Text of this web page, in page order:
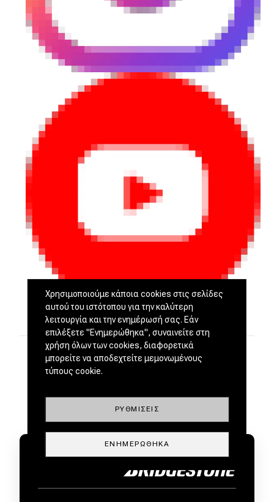
Χρησιμοποιούμε κάποια cookies στις σελίδες
αυτού του ιστότοπου για την καλύτερη
λειτουργία και την ενημέρωσή σας. Εάν
επιλέξετε "Ενημερώθηκα", συναινείτε στη
χρήση όλων των cookies, διαφορετικά
μπορείτε να αποδεχτείτε μεμονωμένους
τύπους cookie.
ΡΥΘΜΊΣΕΙΣ
ΕΝΗΜΕΡΏΘΗΚΑ